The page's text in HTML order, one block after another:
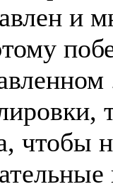
и
чтобы